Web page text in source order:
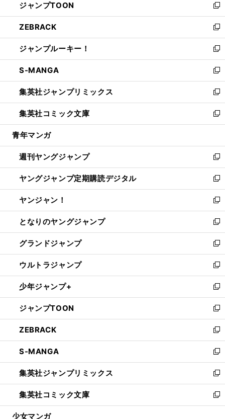
く
で
開
く
ド
ウ
で
開
く
ィ
ン
ド
ウ
で
開
く
い
ウ
ィ
ン
ド
ウ
で
開
く
ジャンプTOON
新
し
い
ウ
ィ
ン
ド
ウ
で
開
く
ZEBRACK
新
し
い
ウ
ィ
ン
ド
ウ
で
開
ジャンプルーキー！
新
し
い
ウ
ィ
ン
ド
ウ
開
く
S-MANGA
新
し
い
ウ
ィ
ン
ウ
で
開
く
集英社ジャンプリミックス
新
し
い
ウ
ン
ド
ウ
で
開
く
集英社コミック文庫
新
し
ウ
ィ
ン
ド
ウ
で
開
く
青年マンガ
週刊ヤングジャンプ
新
し
い
ウ
ィ
ン
ド
ウ
で
開
く
ヤングジャンプ定期購読デジタル
新
し
い
ウ
ィ
ン
ド
ウ
で
開
く
ヤンジャン！
新
し
い
ウ
ィ
ン
ド
ウ
で
開
く
となりのヤングジャンプ
新
し
い
ウ
ィ
ン
ド
ウ
で
開
く
グランドジャンプ
新
し
い
ウ
ィ
ン
ド
ウ
で
開
く
ウルトラジャンプ
新
し
い
ウ
ィ
ン
ド
ウ
で
開
く
少年ジャンプ+
新
し
い
ウ
ィ
ン
ド
ウ
で
開
く
ジャンプTOON
新
し
い
ウ
ィ
ン
ド
ウ
で
開
ZEBRACK
新
し
い
ウ
ィ
ン
ド
ウ
S-MANGA
新
し
い
ウ
ィ
ン
集英社ジャンプリミックス
新
し
い
ウ
集英社コミック文庫
新
し
少女マンガ